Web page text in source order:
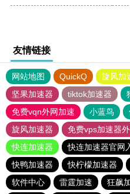
友情链接
网站地图 QuickQ 旋风加
坚果加速器
tiktok加速器
免费vqn外网加速
小蓝鸟
旋风加速器
免费vps加速器
快连加速器
快连加速器官网
快鸭加速器
快柠檬加速器
软件中心
雷霆加速 狂飙